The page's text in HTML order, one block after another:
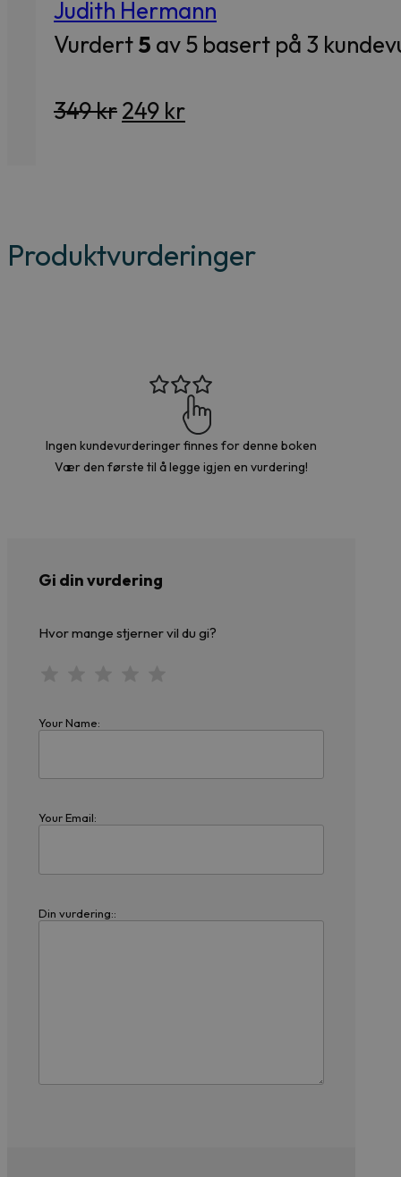
Judith Hermann
Vurdert5 av 5 basert på 3
349krOpprinnelig
249 krNåværende
Produktvurderinger
Ingen kundevurderinger finnes for denne boken
Vær den første til å legge igjen en vurdering!
Gi din vurdering
Hvor mange stjerner vil du gi?
Your Name:
Your Email:
Din vurdering::